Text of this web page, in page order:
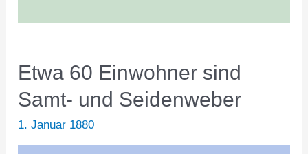
Etwa 60 Einwohner sind
Samt- und Seidenweber
1. Januar 1880